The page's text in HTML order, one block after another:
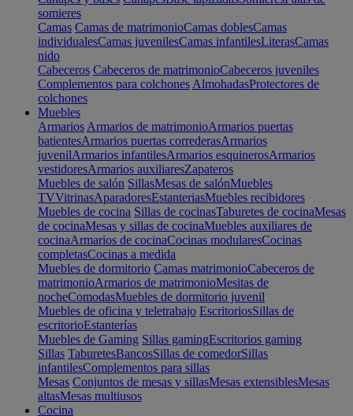
somieres
Camas Camas de matrimonioCamas doblesCamas
individualesCamas juvenilesCamas infantilesLiterasCamas
nido
Cabeceros Cabeceros de matrimonioCabeceros juveniles
Complementos para colchones AlmohadasProtectores de
colchones
Muebles
Armarios Armarios de matrimonioArmarios puertas
batientesArmarios puertas correderasArmarios
juvenilArmarios infantilesArmarios esquinerosArmarios
vestidoresArmarios auxiliaresZapateros
Muebles de salón SillasMesas de salónMuebles
TVVitrinasAparadoresEstanteriasMuebles recibidores
Muebles de cocina Sillas de cocinasTaburetes de cocinaMesas
de cocinaMesas y sillas de cocinaMuebles auxiliares de
cocinaArmarios de cocinaCocinas modularesCocinas
completasCocinas a medida
Muebles de dormitorio Camas matrimonioCabeceros de
matrimonioArmarios de matrimonioMesitas de
nocheComodasMuebles de dormitorio juvenil
Muebles de oficina y teletrabajo EscritoriosSillas de
escritorioEstanterías
Muebles de Gaming Sillas gamingEscritorios gaming
Sillas TaburetesBancosSillas de comedorSillas
infantilesComplementos para sillas
Mesas Conjuntos de mesas y sillasMesas extensiblesMesas
altasMesas multiusos
Cocina